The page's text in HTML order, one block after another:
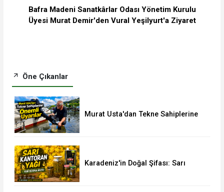
Bafra Madeni Sanatkârlar Odası Yönetim Kurulu
Üyesi Murat Demir'den Vural Yeşilyurt'a Ziyaret
Öne Çıkanlar
Murat Usta'dan Tekne Sahiplerine
Karadeniz'in Doğal Şifası: Sarı